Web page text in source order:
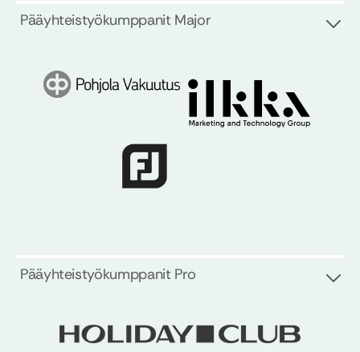
Pääyhteistyökumppanit Major
Pääyhteistyökumppanit Pro